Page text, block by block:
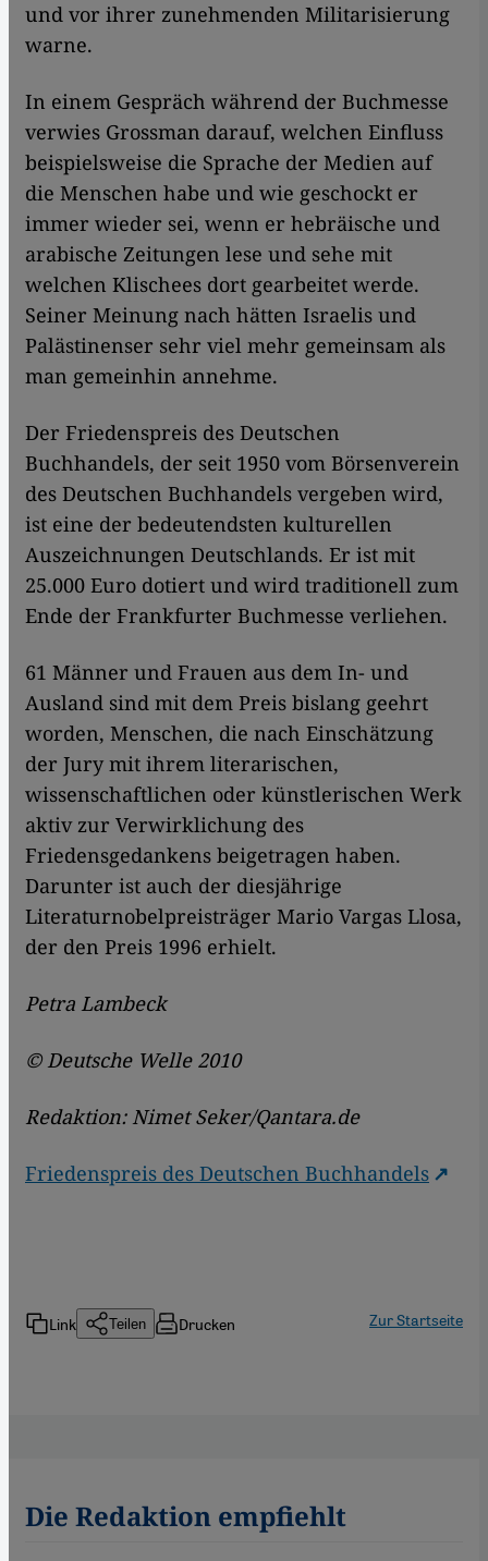
und vor ihrer zunehmenden Militarisierung
warne.
In einem Gespräch während der Buchmesse
verwies Grossman darauf, welchen Einfluss
beispielsweise die Sprache der Medien auf
die Menschen habe und wie geschockt er
immer wieder sei, wenn er hebräische und
arabische Zeitungen lese und sehe mit
welchen Klischees dort gearbeitet werde.
Seiner Meinung nach hätten Israelis und
Palästinenser sehr viel mehr gemeinsam als
man gemeinhin annehme.
Der Friedenspreis des Deutschen
Buchhandels, der seit 1950 vom Börsenverein
des Deutschen Buchhandels vergeben wird,
ist eine der bedeutendsten kulturellen
Auszeichnungen Deutschlands. Er ist mit
25.000 Euro dotiert und wird traditionell zum
Ende der Frankfurter Buchmesse verliehen.
61 Männer und Frauen aus dem In- und
Ausland sind mit dem Preis bislang geehrt
worden, Menschen, die nach Einschätzung
der Jury mit ihrem literarischen,
wissenschaftlichen oder künstlerischen Werk
aktiv zur Verwirklichung des
Friedensgedankens beigetragen haben.
Darunter ist auch der diesjährige
Literaturnobelpreisträger Mario Vargas Llosa,
der den Preis 1996 erhielt.
Petra Lambeck
© Deutsche Welle 2010
Redaktion: Nimet Seker/Qantara.de
Friedenspreis des Deutschen Buchhandels
Link Teilen Drucken Zur Startseite
Die Redaktion empfiehlt